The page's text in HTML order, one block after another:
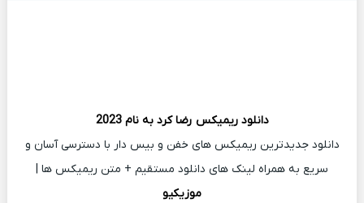
دانلود ریمیکس رضا کرد به نام 2023
دانلود جدیدترین ریمیکس های خفن و بیس دار با دسترسی آسان و
سریع به همراه لینک های دانلود مستقیم + متن ریمیکس ها |
موزیکیو